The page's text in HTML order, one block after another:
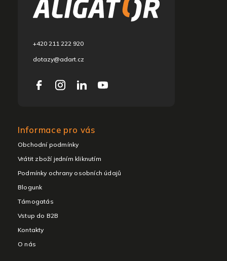
+420 211 222 920
dotazy@adart.cz
Informace pro vás
Obchodní podmínky
Vrátit zboží jedním kliknutím
Podmínky ochrany osobních údajů
Blogunk
Támogatás
Vstup do B2B
Kontakty
O nás